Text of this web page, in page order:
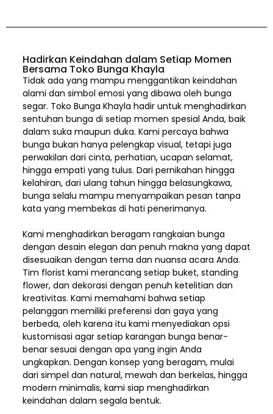
Hadirkan Keindahan dalam Setiap Momen
Bersama Toko Bunga Khayla
Tidak ada yang mampu menggantikan keindahan
alami dan simbol emosi yang dibawa oleh bunga
segar. Toko Bunga Khayla hadir untuk menghadirkan
sentuhan bunga di setiap momen spesial Anda, baik
dalam suka maupun duka. Kami percaya bahwa
bunga bukan hanya pelengkap visual, tetapi juga
perwakilan dari cinta, perhatian, ucapan selamat,
hingga empati yang tulus. Dari pernikahan hingga
kelahiran, dari ulang tahun hingga belasungkawa,
bunga selalu mampu menyampaikan pesan tanpa
kata yang membekas di hati penerimanya.
Kami menghadirkan beragam rangkaian bunga
dengan desain elegan dan penuh makna yang dapat
disesuaikan dengan tema dan nuansa acara Anda.
Tim florist kami merancang setiap buket, standing
flower, dan dekorasi dengan penuh ketelitian dan
kreativitas. Kami memahami bahwa setiap
pelanggan memiliki preferensi dan gaya yang
berbeda, oleh karena itu kami menyediakan opsi
kustomisasi agar setiap karangan bunga benar-
benar sesuai dengan apa yang ingin Anda
ungkapkan. Dengan konsep yang beragam, mulai
dari simpel dan natural, mewah dan berkelas, hingga
modern minimalis, kami siap menghadirkan
keindahan dalam segala bentuk.